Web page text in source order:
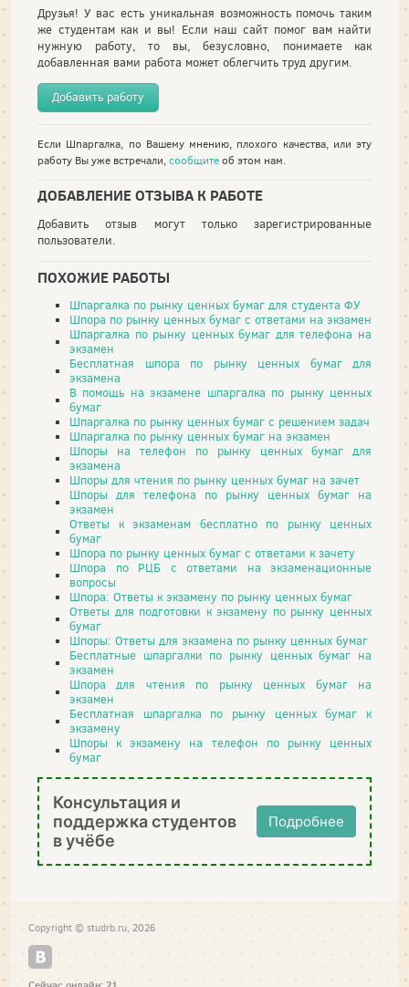
Друзья! У вас есть уникальная возможность помочь таким
же студентам как и вы! Если наш сайт помог вам найти
нужную работу, то вы, безусловно, понимаете как
добавленная вами работа может облегчить труд другим.
Добавить работу
Если Шпаргалка, по Вашему мнению, плохого качества, или эту
работу Вы уже встречали,сообщитеоб этом нам.
ДОБАВЛЕНИЕ ОТЗЫВА К РАБОТЕ
Добавить отзыв могут только зарегистрированные
пользователи.
ПОХОЖИЕ РАБОТЫ
Шпаргалка по рынку ценных бумаг для студента ФУ
Шпора по рынку ценных бумаг с ответами на экзамен
Шпаргалка по рынку ценных бумаг для телефона на
экзамен
Бесплатная шпора по рынку ценных бумаг для
экзамена
В помощь на экзамене шпаргалка по рынку ценных
бумаг
Шпаргалка по рынку ценных бумаг с решением задач
Шпаргалка по рынку ценных бумаг на экзамен
Шпоры на телефон по рынку ценных бумаг для
экзамена
Шпоры для чтения по рынку ценных бумаг на зачет
Шпоры для телефона по рынку ценных бумаг на
экзамен
Ответы к экзаменам бесплатно по рынку ценных
бумаг
Шпора по рынку ценных бумаг с ответами к зачету
Шпора по РЦБ с ответами на экзаменационные
вопросы
Шпора: Ответы к экзамену по рынку ценных бумаг
Ответы для подготовки к экзамену по рынку ценных
бумаг
Шпоры: Ответы для экзамена по рынку ценных бумаг
Бесплатные шпаргалки по рынку ценных бумаг на
экзамен
Шпора для чтения по рынку ценных бумаг на
экзамен
Бесплатная шпаргалка по рынку ценных бумаг к
экзамену
Шпоры к экзамену на телефон по рынку ценных
бумаг
Консультация и
поддержка студентов
в учёбе
Подробнее
Copyright © studrb.ru, 2026